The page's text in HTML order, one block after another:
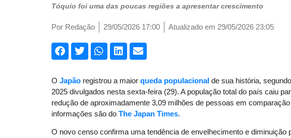
Tóquio foi uma das poucas regiões a apresentar crescimento
Por Redação 29/05/2026 17:00 Atualizado em 29/05/2026 23:05
O Japão registrou a maior queda populacional de sua história,
2025 divulgados nesta sexta-feira (29). A população total do país caiu
redução de aproximadamente 3,09 milhões de pessoas em
informações são do The Japan Times.
O novo censo confirma uma tendência de envelhecimento e diminuição